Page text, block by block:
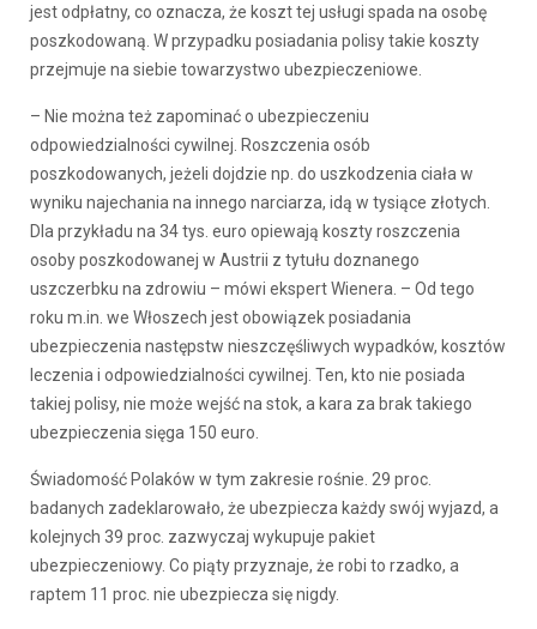
jest odpłatny, co oznacza, że koszt tej usługi spada na osobę
poszkodowaną. W przypadku posiadania polisy takie koszty
przejmuje na siebie towarzystwo ubezpieczeniowe.
– Nie można też zapominać o ubezpieczeniu
odpowiedzialności cywilnej. Roszczenia osób
poszkodowanych, jeżeli dojdzie np. do uszkodzenia ciała w
wyniku najechania na innego narciarza, idą w tysiące złotych.
Dla przykładu na 34 tys. euro opiewają koszty roszczenia
osoby poszkodowanej w Austrii z tytułu doznanego
uszczerbku na zdrowiu – mówi ekspert Wienera. – Od tego
roku m.in. we Włoszech jest obowiązek posiadania
ubezpieczenia następstw nieszczęśliwych wypadków, kosztów
leczenia i odpowiedzialności cywilnej. Ten, kto nie posiada
takiej polisy, nie może wejść na stok, a kara za brak takiego
ubezpieczenia sięga 150 euro.
Świadomość Polaków w tym zakresie rośnie. 29 proc.
badanych zadeklarowało, że ubezpiecza każdy swój wyjazd, a
kolejnych 39 proc. zazwyczaj wykupuje pakiet
ubezpieczeniowy. Co piąty przyznaje, że robi to rzadko, a
raptem 11 proc. nie ubezpiecza się nigdy.